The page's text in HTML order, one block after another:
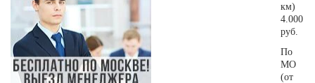
км)
4.000
руб.
По
МО
(от